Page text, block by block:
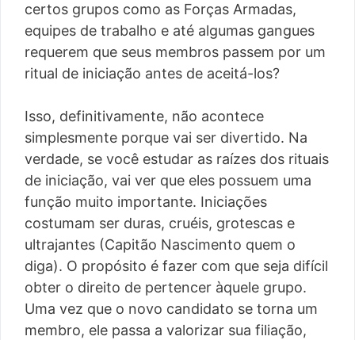
certos grupos como as Forças Armadas,
equipes de trabalho e até algumas gangues
requerem que seus membros passem por um
ritual de iniciação antes de aceitá-los?
Isso, definitivamente, não acontece
simplesmente porque vai ser divertido. Na
verdade, se você estudar as raízes dos rituais
de iniciação, vai ver que eles possuem uma
função muito importante. Iniciações
costumam ser duras, cruéis, grotescas e
ultrajantes (Capitão Nascimento quem o
diga). O propósito é fazer com que seja difícil
obter o direito de pertencer àquele grupo.
Uma vez que o novo candidato se torna um
membro, ele passa a valorizar sua filiação,